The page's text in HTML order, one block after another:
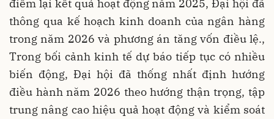
điểm lại kết quả hoạt động năm 2025, Đại hội đã
thông qua kế hoạch kinh doanh của ngân hàng
trong năm 2026 và phương án tăng vốn điều lệ.,
Trong bối cảnh kinh tế dự báo tiếp tục có nhiều
biến động, Đại hội đã thống nhất định hướng
điều hành năm 2026 theo hướng thận trọng, tập
trung nâng cao hiệu quả hoạt động và kiểm soát